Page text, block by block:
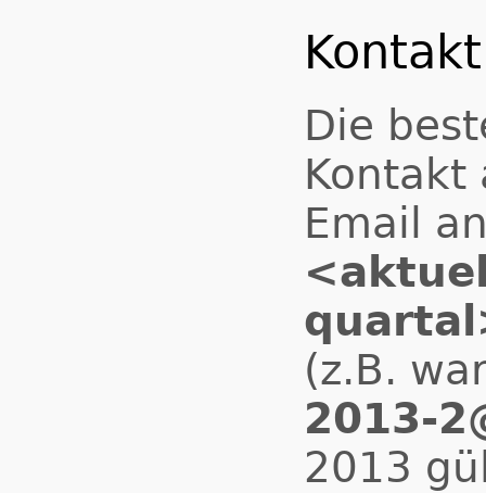
Kontakt
Die
Kontakt
Email
(z.B.
2013-
2013